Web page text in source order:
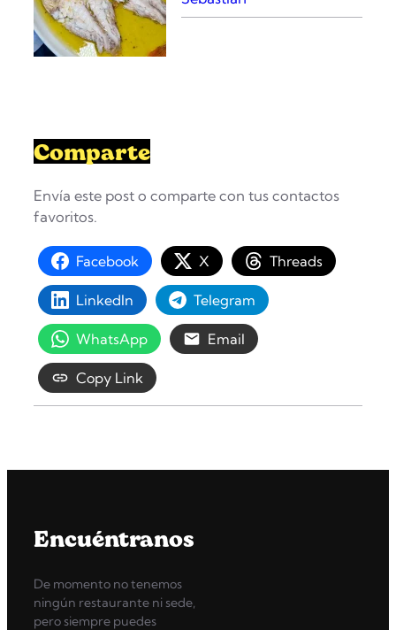
Comparte
Envía este post o comparte con tus contactos
favoritos.
Facebook X Threads
LinkedIn Telegram
WhatsApp Email
Copy Link
Encuéntranos
De momento no tenemos
ningún restaurante ni sede,
pero siempre puedes